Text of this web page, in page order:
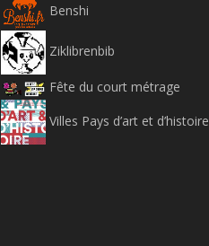
Benshi
Ziklibrenbib
Fête du court métrage
Villes Pays d’art et d’histoire